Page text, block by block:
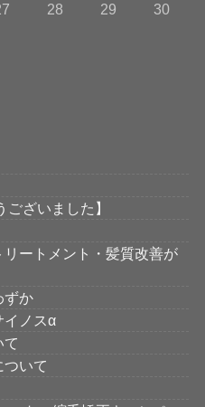
28 29
30
ございました】
ートメント・髪質改善が
ずか
イノスα
て
ついて